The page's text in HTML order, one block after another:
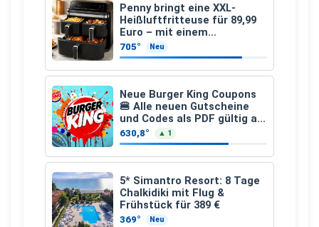
Penny bringt eine XXL-
Heißluftfritteuse für 89,99
Euro – mit einem
besonderen Vorteil
705° Neu
Neue Burger King Coupons
🍔 Alle neuen Gutscheine
und Codes als PDF gültig ab
25.07.2026 bis 04.09.2026
630,8° ▲ 1
5* Simantro Resort: 8 Tage
Chalkidiki mit Flug &
Frühstück für 389 €
369° Neu